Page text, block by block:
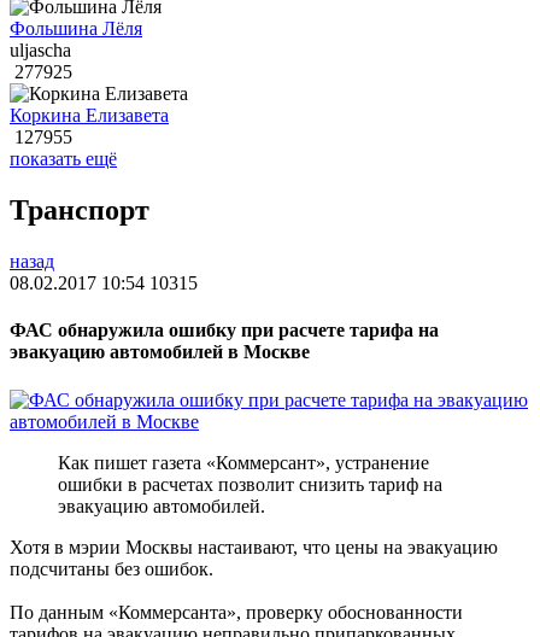
Фольшина Лёля
uljascha
277925
Коркина Елизавета
127955
показать ещё
Транспорт
назад
08.02.2017 10:54 10315
ФАС обнаружила ошибку при расчете тарифа на
эвакуацию автомобилей в Москве
Как пишет газета «Коммерсант», устранение
ошибки в расчетах позволит снизить тариф на
эвакуацию автомобилей.
Хотя в мэрии Москвы настаивают, что цены на эвакуацию
подсчитаны без ошибок.
По данным «Коммерсанта», проверку обоснованности